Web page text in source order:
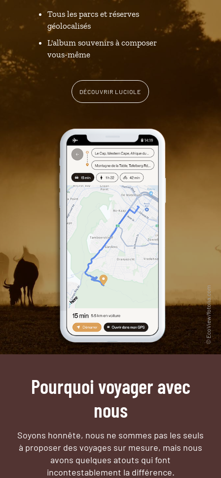
Tous les parcs et réserves
géolocalisés
L'album souvenirs à composer
vous-même
DÉCOUVRIR LUCIOLE
Pourquoi voyager avec
nous
Soyons honnête, nous ne sommes pas les seuls
à proposer des voyages sur mesure, mais nous
avons quelques atouts qui font
incontestablement la différence.